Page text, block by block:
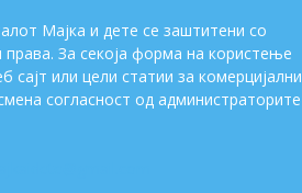
Мајка и дете се заштитени со
права. За секоја форма на користење
сајт или цели статии за комерцијални
согласност од администраторите